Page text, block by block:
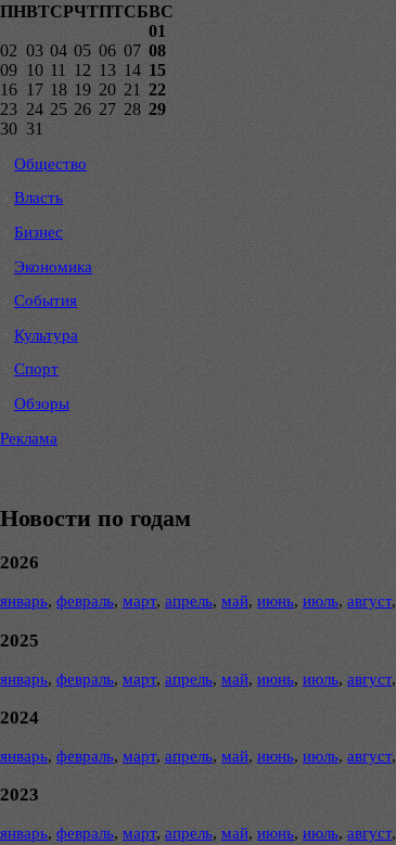
ПНВТСРЧТПТСБВС
01
02 03 04 05 06 07 08
09 10 11 12 13 14 15
16 17 18 19 20 21
22
23 24 25 26 27 28 29
30 31
Общество
Власть
Бизнес
Экономика
События
Культура
Спорт
Обзоры
Реклама
Новости по годам
2026
январь, февраль, март, апрель, май, июнь, июль, август,
2025
январь, февраль, март, апрель, май, июнь, июль, август,
2024
январь, февраль, март, апрель, май, июнь, июль, август,
2023
январь, февраль, март, апрель, май, июнь, июль, август,